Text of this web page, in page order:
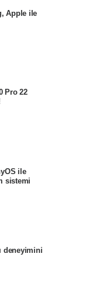
Apple ile
Pro 22
ile
sistemi
deneyimini